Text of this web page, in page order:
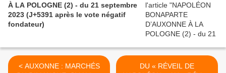
À LA POLOGNE (2) - du 21 septembre
2023 (J+5391 après le vote négatif
fondateur)
< AUXONNE : MARCHÉS
DU « RÉVEIL DE